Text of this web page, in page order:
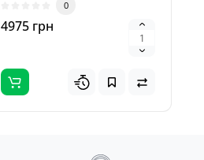
600 Вт. Дополн..
0
4975 грн